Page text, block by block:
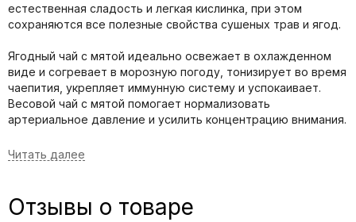
естественная сладость и легкая кислинка, при этом
сохраняются все полезные свойства сушеных трав и ягод.
Ягодный чай с мятой идеально освежает в охлажденном
виде и согревает в морозную погоду, тонизирует во время
чаепития, укрепляет иммунную систему и успокаивает.
Весовой чай с мятой помогает нормализовать
артериальное давление и усилить концентрацию внимания.
Алтайский травяной чай упакован в подарочный тубус,
аромат чая длительное время.
Купить чай мятный с ягодой можно с быстрой доставкой по
Отзывы о товаре